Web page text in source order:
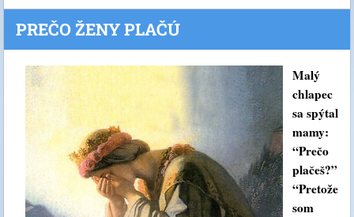
PREČO ŽENY PLAČÚ
Malý
chlapec
sa spýtal
mamy:
“Prečo
plačeš?”
“Pretože
som